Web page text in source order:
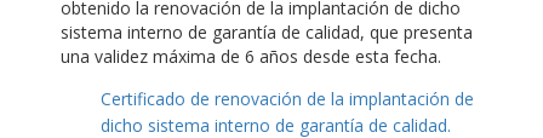
obtenido la renovación de la implantación de dicho
sistema interno de garantía de calidad, que presenta
una validez máxima de 6 años desde esta fecha.
Certificado de renovación de la implantación de
dicho sistema interno de garantía de calidad.